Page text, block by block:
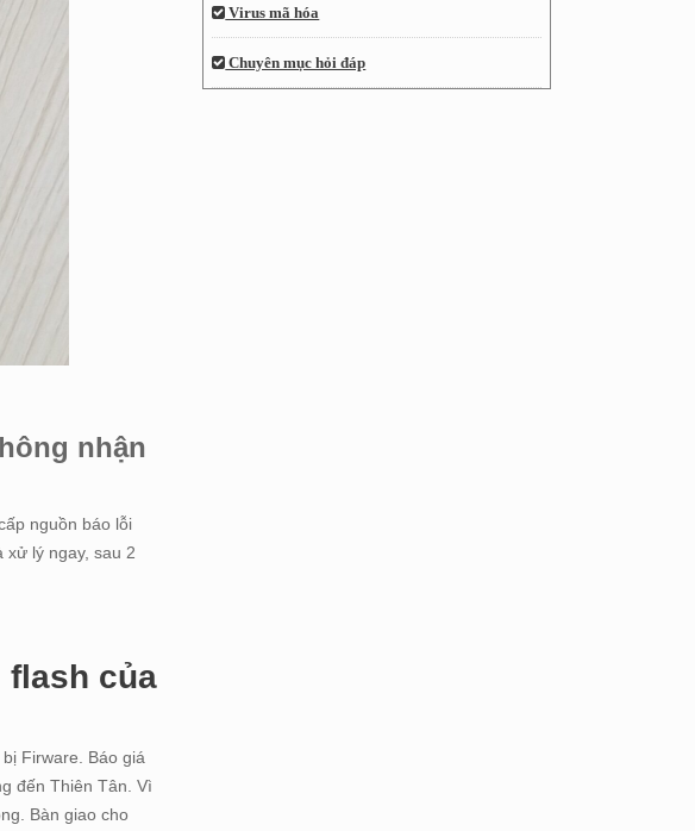
nhận
nguồn báo lỗi
xử lý ngay, sau 2
flash của
Firware. Báo giá
đến Thiên Tân. Vì
Bàn giao cho
Virus mã hóa
Chuyên mục hỏi đáp